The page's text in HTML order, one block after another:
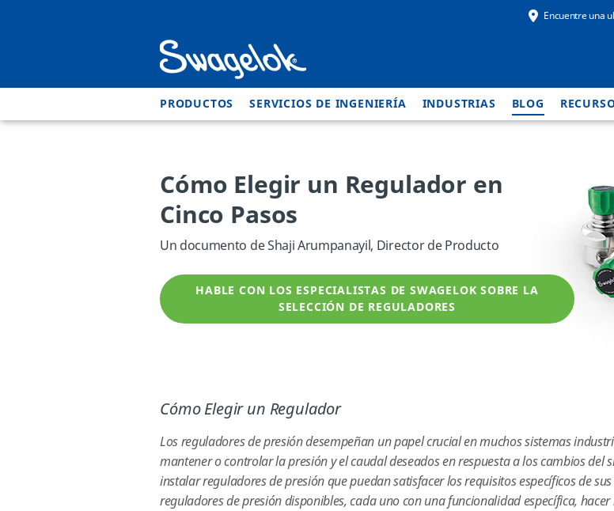
Encuentre una
PRODUCTOS SERVICIOS DE INGENIERÍA INDUSTRIAS BLOG
Cómo Elegir un Regulador en
Cinco Pasos
Un documento de Shaji Arumpanayil, Director de Producto
HABLE CON LOS ESPECIALISTAS DE SWAGELOK SOBRE LA
SELECCIÓN DE REGULADORES
Cómo Elegir un Regulador
Los reguladores de presión desempeñan un papel crucial en muchos sistemas
mantener o controlar la presión y el caudal deseados en respuesta a los cambios del
instalar reguladores de presión que puedan satisfacer los requisitos específicos de
reguladores de presión disponibles, cada uno con una funcionalidad específica,